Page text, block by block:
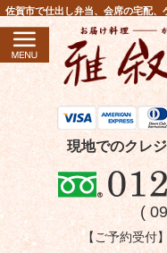
コ
ン
ツ
へ
ス
キ
プ
佐賀市で仕出し弁当、会席の宅配
現地でのクレ
(
【ご予約受付